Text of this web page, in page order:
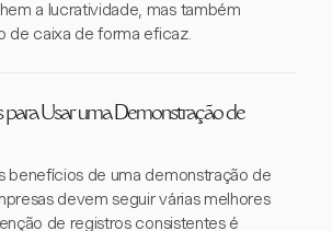
a lucratividade, mas também
de caixa de forma eficaz.
para Usar uma Demonstração de
benefícios de uma demonstração de
devem seguir várias melhores
de registros consistentes é